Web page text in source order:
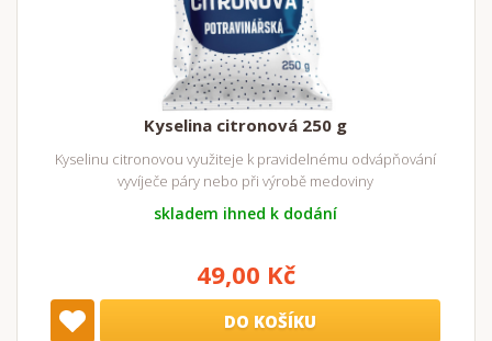
Kyselina citronová 250 g
Kyselinu citronovou využiteje k pravidelnému odvápňování
vyvíječe páry nebo při výrobě medoviny
skladem ihned k dodání
49,00 Kč
DO KOŠÍKU